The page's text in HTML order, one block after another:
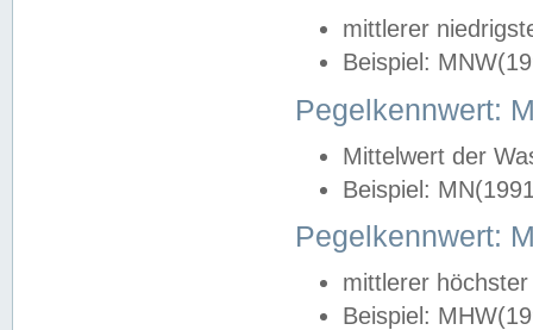
mittlerer
Beispiel:
Pegelkennwert:
Mittelwert der
Beispiel:
Pegelkennwert:
mittlerer
Beispiel: